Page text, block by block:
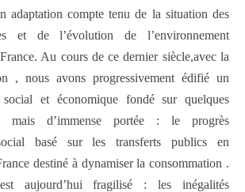
adaptation compte tenu de la situation des
et de l’évolution de l’environnement
Au cours de ce dernier siècle,avec la
, nous avons progressivement édifié un
et économique fondé sur quelques
mais d’immense portée : le progrès
basé sur les transferts publics en
destiné à dynamiser la consommation .
aujourd’hui fragilisé : les inégalités